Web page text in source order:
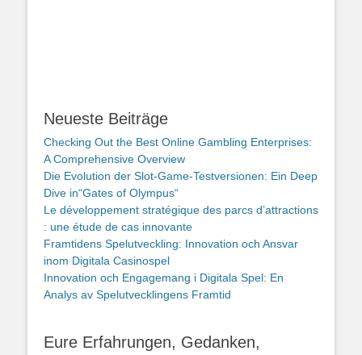
Neueste Beiträge
Checking Out the Best Online Gambling Enterprises:
A Comprehensive Overview
Die Evolution der Slot-Game-Testversionen: Ein Deep
Dive in“Gates of Olympus“
Le développement stratégique des parcs d’attractions
: une étude de cas innovante
Framtidens Spelutveckling: Innovation och Ansvar
inom Digitala Casinospel
Innovation och Engagemang i Digitala Spel: En
Analys av Spelutvecklingens Framtid
Eure Erfahrungen, Gedanken,